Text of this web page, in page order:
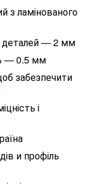
з ламінованого
деталей — 2 мм
— 0.5 мм
забезпечити
і
и профіль